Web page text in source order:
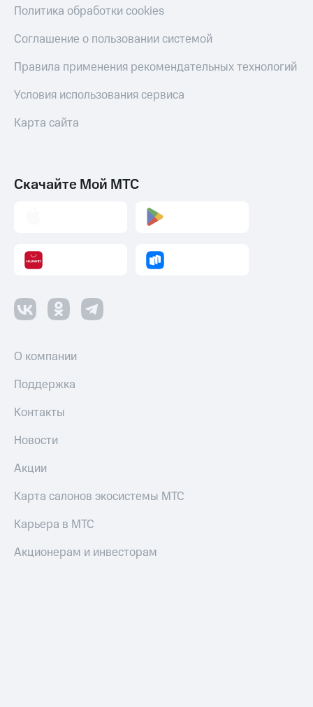
Политика обработки cookies
Соглашение о пользовании системой
Правила применения рекомендательных технологий
Условия использования сервиса
Карта сайта
Скачайте Мой МТС
О компании
Поддержка
Контакты
Новости
Акции
Карта салонов экосистемы МТС
Карьера в МТС
Акционерам и инвесторам